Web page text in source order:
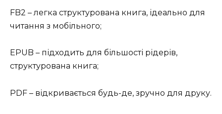
FB2 – легка структурована книга, ідеально для
читання з мобільного;
EPUB – підходить для більшості рідерів,
структурована книга;
PDF – відкривається будь-де, зручно для друку.